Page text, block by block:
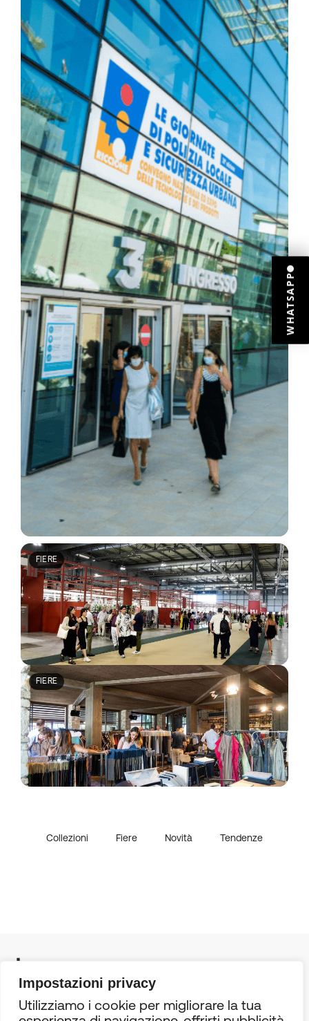
Impostazioni privacy
Utilizziamo i cookie per migliorare la tua
Le Giornate di Polizia Locale e Sicurezza
Urbana: un importante incontro con i
professionisti del settore
FIERE
25 Settembre 2025
Milano Unica 2025: Anteprime di
Tessuti e Accessori di Alta
Gamma
FIERE
24 Settembre 2025
ANTEPRIMA COLLEZIONI a
Casacon di Sirolo: i tessuti e gli
accessori FW26/27 in mostra
Collezioni Fiere Novità Tendenze
WHATSAPP